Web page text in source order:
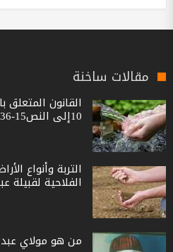
مقالات ساخنة
10إلى النص15-36
الفلاحية لقبيلة
من هو مولاي عبد